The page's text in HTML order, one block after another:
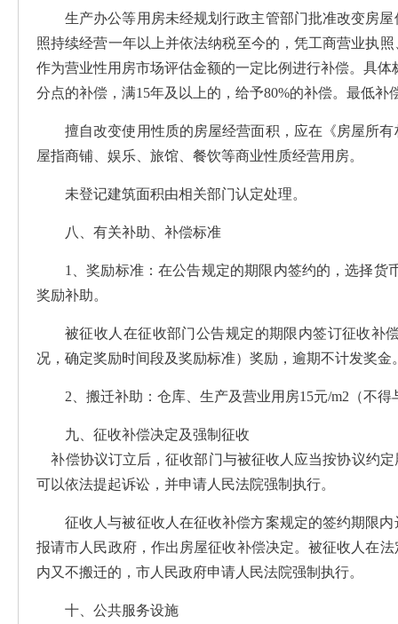
生产办公等用房未经规划行政主管部门批准改变房
照持续经营一年以上并依法纳税至今的，凭工商营业执
作为营业性用房市场评估金额的一定比例进行补偿。具体
分点的补偿，满15年及以上的，给予80%的补偿。最低补
擅自改变使用性质的房屋经营面积，应在《房屋所
屋指商铺、娱乐、旅馆、餐饮等商业性质经营用房。
未登记建筑面积由相关部门认定处理。
八、有关补助、补偿标准
1、奖励标准：在公告规定的期限内签约的，选择
奖励补助。
被征收人在征收部门公告规定的期限内签订征收补
况，确定奖励时间段及奖励标准）奖励，逾期不计发奖金
2、搬迁补助：仓库、生产及营业用房15元/m2（不
九、征收补偿决定及强制征收
补偿协议订立后，征收部门与被征收人应当按协议约
可以依法提起诉讼，并申请人民法院强制执行。
征收人与被征收人在征收补偿方案规定的签约期限内
报请市人民政府，作出房屋征收补偿决定。被征收人在
内又不搬迁的，市人民政府申请人民法院强制执行。
十、公共服务设施